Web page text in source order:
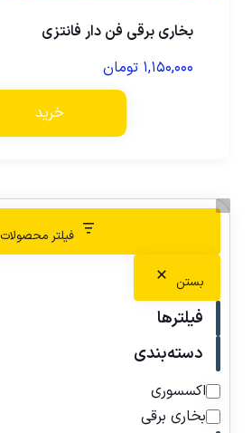
بخاری برقی فن دار فانتزی
۱,۱۵۰,۰۰۰ تومان
خرید
فیلتر محصولات
بستن
فیلترها
دسته‌بندی
اکسسوری
بخاری برقی